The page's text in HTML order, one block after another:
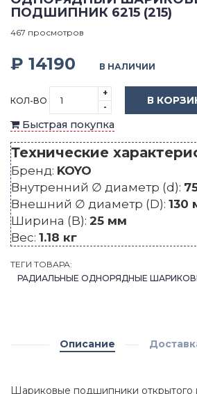
ПОДШИПНИК 6215 (215)
467 просмотров
₽ 14190 В НАЛИЧИИ
КОЛ-ВО
+
-
В
Быстрая покупка
Технические
Бренд: KOYO
Внутренний ∅ диаметр (d):
Внешний ∅ диаметр (D): 130
Ширина (B): 25 мм
Вес: 1.18 кг
ТЕГИ ТОВАРА:
РАДИАЛЬНЫЕ ОДНОРЯДНЫЕ
Описание
Шариковые подшипники открытого